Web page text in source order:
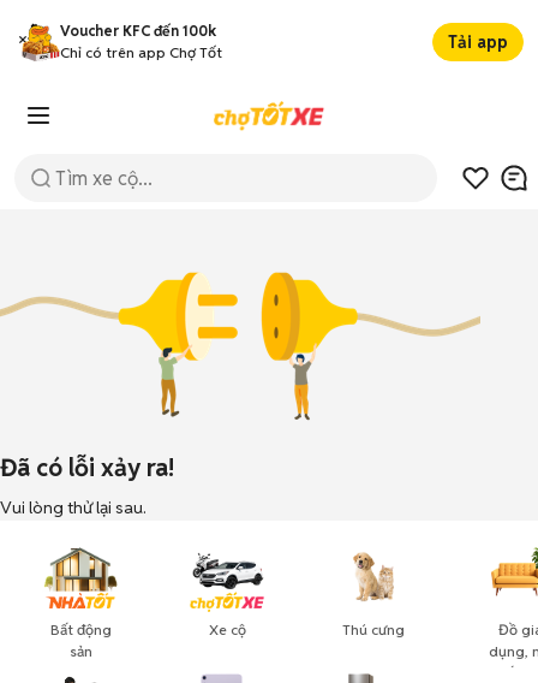
Voucher KFC đến 100k
Chỉ có trên app Chợ Tốt
Tải app
Đã có lỗi xảy ra!
Vui lòng thử lại sau.
Bất động
sản
Xe cộ Thú cưng
Đồ
dụng,
thất,